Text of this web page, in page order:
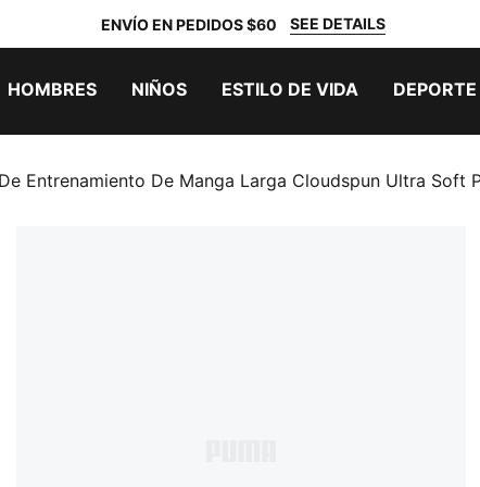
ENVÍO EN PEDIDOS $60 SEE DETAILS
HOMBRES NIÑOS ESTILO DE VIDA DEPORTE
Entrenamiento De Manga Larga Cloudspun Ultra Soft